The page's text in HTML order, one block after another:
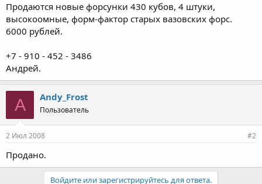
ы
л
а
Продаются новые форсунки 430 кубов, 4 штуки,
высокоомные, форм-фактор старых вазовских форс.
6000 рублей.
+7 - 910 - 452 - 3486
Андрей.
A Andy_Frost
Пользователь
2 Июл 2008 #2
Продано.
Войдите или зарегистрируйтесь для ответа.